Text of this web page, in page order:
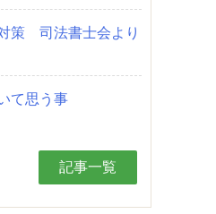
策 司法書士会より
て思う事
記事一覧